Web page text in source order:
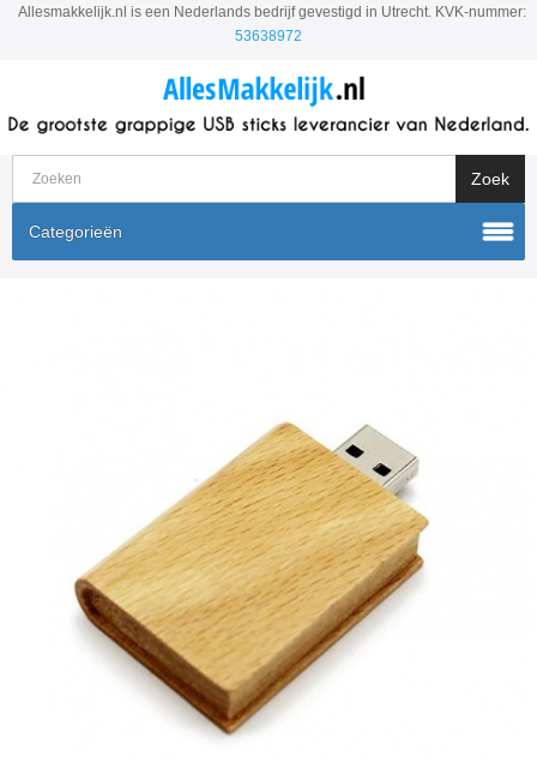
Allesmakkelijk.nl is een Nederlands bedrijf gevestigd in Utrecht. KVK-nummer:
53638972
Categorieën